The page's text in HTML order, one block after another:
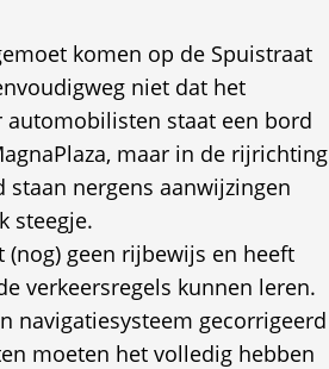
komen op de Spuistraat
niet dat het
automobilisten staat een bord
maar in de rijrichting
nergens aanwijzingen
steegje.
geen rijbewijs en heeft
verkeersregels kunnen leren.
navigatiesysteem gecorrigeerd
moeten het volledig hebben